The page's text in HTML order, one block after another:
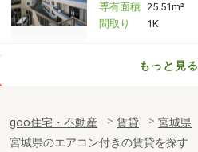
専有面積 25.51m²
間取り
1K
宮城県柴田郡大河原町字住吉町
専有面積
36.3m²
間取り
1K
もっと見る
goo住宅・不動産 賃貸
宮城県
宮城県のエアコン付きの賃貸を探す